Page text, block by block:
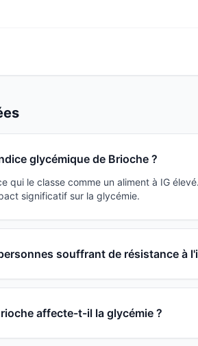
glycémique de Brioche ?
qui le classe comme un aliment à IG
significatif sur la glycémie.
souffrant de résistance à
affecte-t-il la glycémie ?